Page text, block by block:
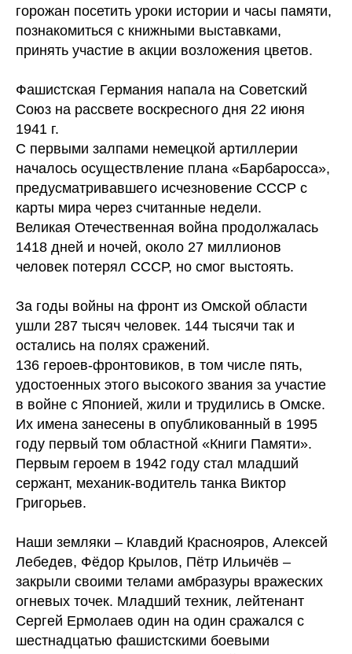
горожан посетить уроки истории и часы памяти,
познакомиться с книжными выставками,
принять участие в акции возложения цветов.
Фашистская Германия напала на Советский
Союз на рассвете воскресного дня 22 июня
1941 г.
С первыми залпами немецкой артиллерии
началось осуществление плана «Барбаросса»,
предусматривавшего исчезновение СССР с
карты мира через считанные недели.
Великая Отечественная война продолжалась
1418 дней и ночей, около 27 миллионов
человек потерял СССР, но смог выстоять.
За годы войны на фронт из Омской области
ушли 287 тысяч человек. 144 тысячи так и
остались на полях сражений.
136 героев-фронтовиков, в том числе пять,
удостоенных этого высокого звания за участие
в войне с Японией, жили и трудились в Омске.
Их имена занесены в опубликованный в 1995
году первый том областной «Книги Памяти».
Первым героем в 1942 году стал младший
сержант, механик-водитель танка Виктор
Григорьев.
Наши земляки – Клавдий Краснояров, Алексей
Лебедев, Фёдор Крылов, Пётр Ильичёв –
закрыли своими телами амбразуры вражеских
огневых точек. Младший техник, лейтенант
Сергей Ермолаев один на один сражался с
шестнадцатью фашистскими боевыми